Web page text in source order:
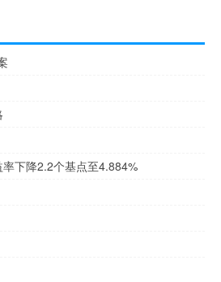
下降2.2个基点至4.884%